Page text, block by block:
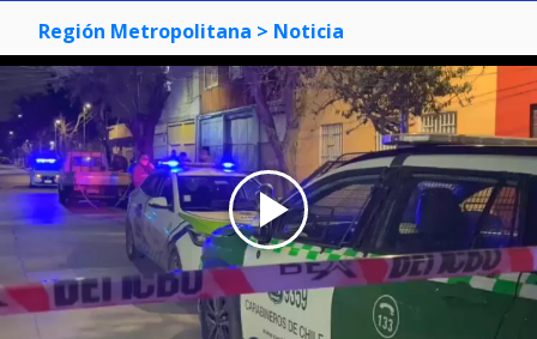
Región Metropolitana > Noticia